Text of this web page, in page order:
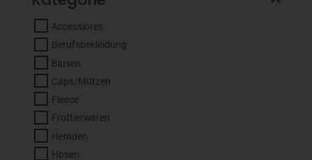
Accessiores
Berufsbekleidung
Blusen
Caps/Mützen
Fleece
Frottierwaren
Hemden
Hosen